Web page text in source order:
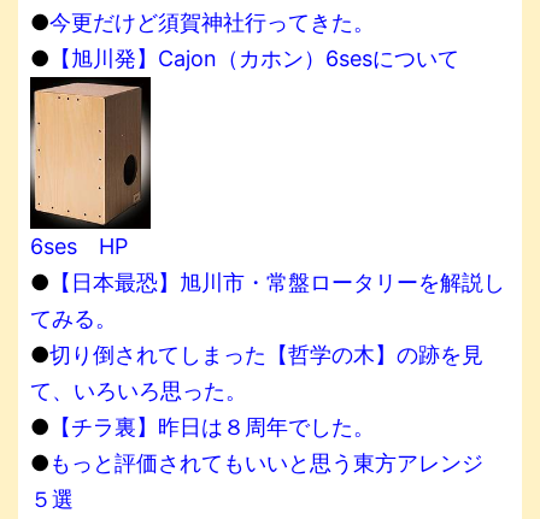
●今更だけど須賀神社行ってきた。
● 【旭川発】Cajon（カホン）6sesについて
6ses HP
● 【日本最恐】旭川市・常盤ロータリーを解説し
てみる。
●切り倒されてしまった【哲学の木】の跡を見
て、いろいろ思った。
● 【チラ裏】昨日は８周年でした。
●もっと評価されてもいいと思う東方アレンジ
５選